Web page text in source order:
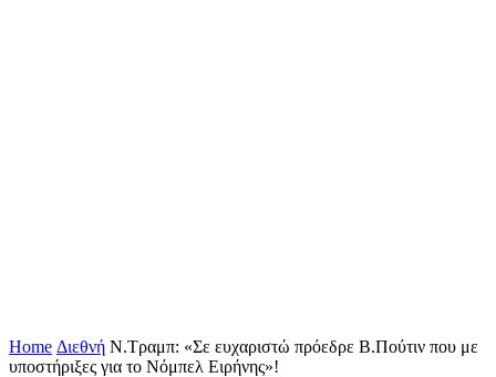
Home Διεθνή N.Τραμπ: «Σε ευχαριστώ πρόεδρε Β.Πούτιν που με
υποστήριξες για το Νόμπελ Ειρήνης»!